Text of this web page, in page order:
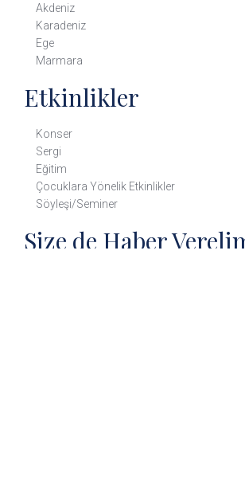
Akdeniz
Karadeniz
Ege
Marmara
Etkinlikler
Konser
Sergi
Eğitim
Çocuklara Yönelik Etkinlikler
Söyleşi/Seminer
Size de Haber